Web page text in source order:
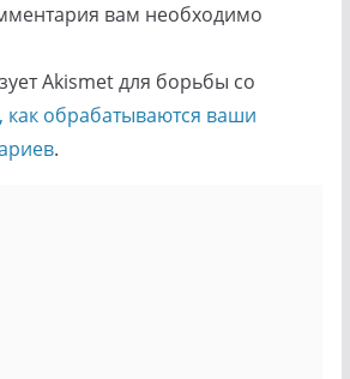
вам необходимо
Akismet для борьбы со
как обрабатываются ваши
.